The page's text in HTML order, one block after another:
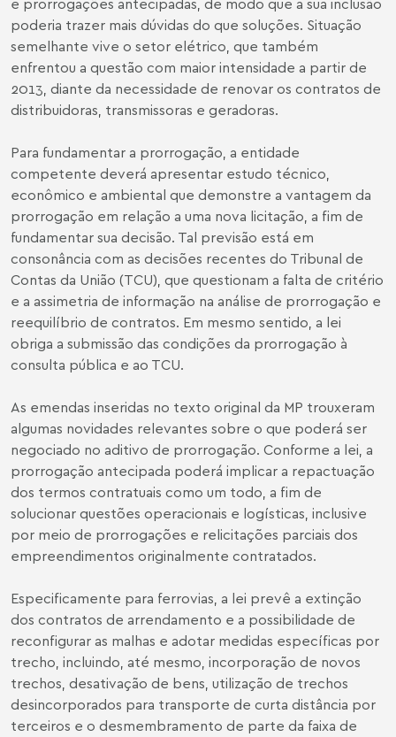
e prorrogações antecipadas, de modo que a sua inclusão
poderia trazer mais dúvidas do que soluções. Situação
semelhante vive o setor elétrico, que também
enfrentou a questão com maior intensidade a partir de
2013, diante da necessidade de renovar os contratos de
distribuidoras, transmissoras e geradoras.
Para fundamentar a prorrogação, a entidade
competente deverá apresentar estudo técnico,
econômico e ambiental que demonstre a vantagem da
prorrogação em relação a uma nova licitação, a fim de
fundamentar sua decisão. Tal previsão está em
consonância com as decisões recentes do Tribunal de
Contas da União (TCU), que questionam a falta de critério
e a assimetria de informação na análise de prorrogação e
reequilíbrio de contratos. Em mesmo sentido, a lei
obriga a submissão das condições da prorrogação à
consulta pública e ao TCU.
As emendas inseridas no texto original da MP trouxeram
algumas novidades relevantes sobre o que poderá ser
negociado no aditivo de prorrogação. Conforme a lei, a
prorrogação antecipada poderá implicar a repactuação
dos termos contratuais como um todo, a fim de
solucionar questões operacionais e logísticas, inclusive
por meio de prorrogações e relicitações parciais dos
empreendimentos originalmente contratados.
Especificamente para ferrovias, a lei prevê a extinção
dos contratos de arrendamento e a possibilidade de
reconfigurar as malhas e adotar medidas específicas por
trecho, incluindo, até mesmo, incorporação de novos
trechos, desativação de bens, utilização de trechos
desincorporados para transporte de curta distância por
terceiros e o desmembramento de parte da faixa de